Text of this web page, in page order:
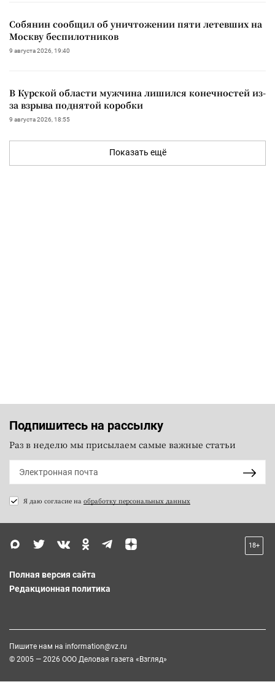
Собянин сообщил об уничтожении пяти летевших на
Москву беспилотников
9 августа 2026, 19:40
В Курской области мужчина лишился конечностей из-
за взрыва поднятой коробки
9 августа 2026, 18:55
Показать ещё
Подпишитесь на рассылку
Раз в неделю мы присылаем самые важные статьи
Я даю согласие на обработку персональных данных
18+
Полная версия сайта
Редакционная политика
Пишите нам на information@vz.ru
© 2005 — 2026 ООО Деловая газета «Взгляд»